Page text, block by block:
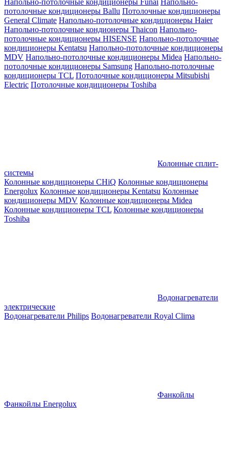
Напольно-потолочные кондиционеры Funai Напольно-
потолочные кондиционеры Ballu Потолочные кондиционеры
General Climate Напольно-потолочные кондиционеры Haier
Напольно-потолочные кондионеры Thaicon Напольно-
потолочные кондиционеры HISENSE Напольно-потолочные
кондиционеры Kentatsu Напольно-потолочные кондиционеры
MDV Напольно-потолочные кондиционеры Midea Напольно-
потолочные кондиционеры Samsung Напольно-потолочные
кондиционеры TCL Потолочные кондиционеры Mitsubishi
Electric Потолочные кондиционеры Toshiba
Колонные сплит-
системы
Колонные кондиционеры CHiQ Колонные кондиционеры
Energolux Колонные кондиционеры Kentatsu Колонные
кондиционеры MDV Колонные кондиционеры Midea
Колонные кондиционеры TCL Колонные кондиционеры
Toshiba
Водонагреватели
электрические
Водонагреватели Philips Водонагреватели Royal Clima
Фанкойлы
Фанкойлы Energolux